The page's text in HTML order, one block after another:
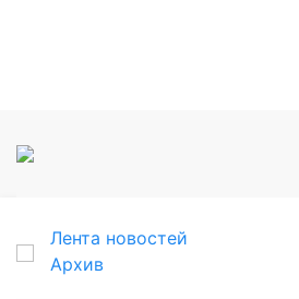
Лента новостей
Архив